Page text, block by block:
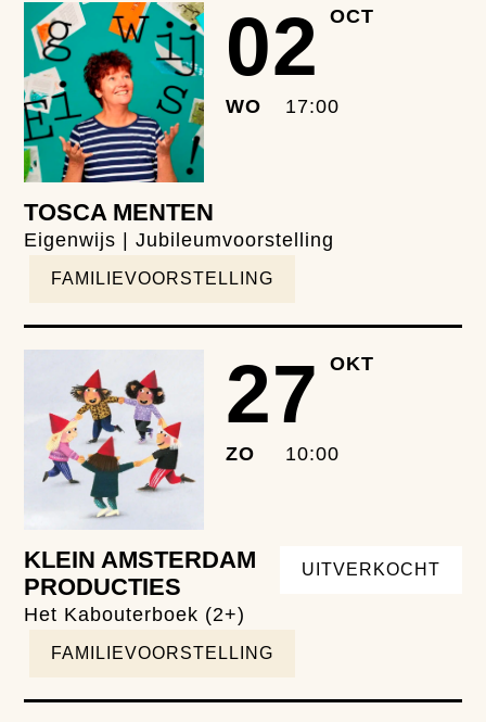
02 OCT
WO 17:00
TOSCA MENTEN
Eigenwijs | Jubileumvoorstelling
FAMILIEVOORSTELLING
27 OKT
ZO 10:00
KLEIN AMSTERDAM
PRODUCTIES
Het Kabouterboek (2+)
UITVERKOCHT
FAMILIEVOORSTELLING